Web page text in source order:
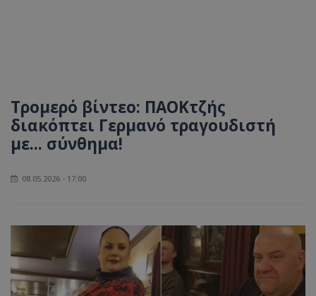
Τρομερό βίντεο: ΠΑΟΚτζής
διακόπτει Γερμανό τραγουδιστή
με... σύνθημα!
08.05.2026 - 17:00